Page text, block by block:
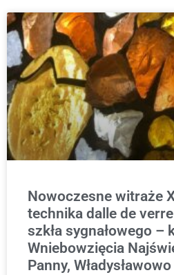
Nowoczesne witraże
technika dalle de
szkła sygnałowego –
Wniebowzięcia
Panny, Władysławowo